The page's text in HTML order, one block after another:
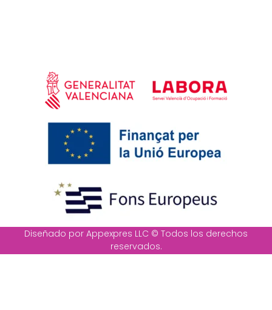
Diseñado por Appexpres LLC © Todos los derechos
reservados.